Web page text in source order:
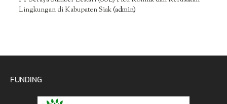
Lingkungan di Kabupaten Siak(admin)
FUNDING